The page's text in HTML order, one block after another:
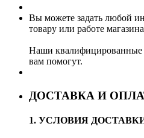
Вы можете задать любой
товару или работе
Наши квалифицированные
вам помогут.
ДОСТАВКА И
1. УСЛОВИЯ